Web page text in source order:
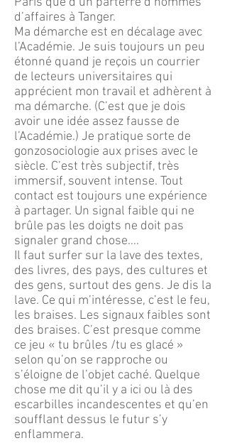
d’affaires à Tanger.
Ma démarche est en décalage avec
l’Académie. Je suis toujours un peu
étonné quand je reçois un courrier
de lecteurs universitaires qui
apprécient mon travail et adhèrent à
ma démarche. (C’est que je dois
avoir une idée assez fausse de
l’Académie.) Je pratique sorte de
gonzosociologie aux prises avec le
siècle. C’est très subjectif, très
immersif, souvent intense. Tout
contact est toujours une expérience
à partager. Un signal faible qui ne
brûle pas les doigts ne doit pas
signaler grand chose….
Il faut surfer sur la lave des textes,
des livres, des pays, des cultures et
des gens, surtout des gens. Je dis la
lave. Ce qui m’intéresse, c’est le feu,
les braises. Les signaux faibles sont
des braises. C’est presque comme
ce jeu « tu brûles /tu es glacé »
selon qu’on se rapproche ou
s’éloigne de l’objet caché. Quelque
chose me dit qu’il y a ici ou là des
escarbilles incandescentes et qu’en
soufflant dessus le futur s’y
enflammera.